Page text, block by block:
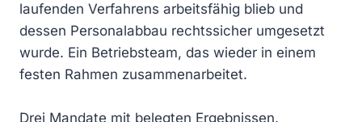
laufenden Verfahrens arbeitsfähig blieb und
dessen Personalabbau rechtssicher umgesetzt
wurde. Ein Betriebsteam, das wieder in einem
festen Rahmen zusammenarbeitet.
Drei Mandate mit belegten Ergebnissen.